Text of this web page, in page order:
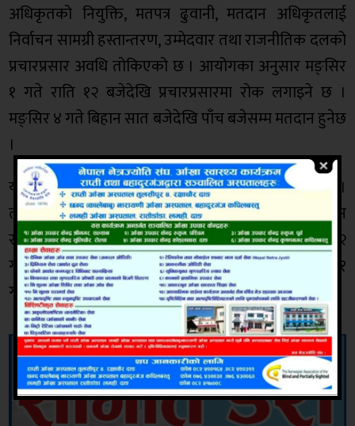
अधिकृतको नियुक्ति, मतपत्र ढुवानी, मतदान अधिकृतलाई
निर्वाचन सामग्री हस्तान्तरण, उम्मेदवार तथा राजनीतिक दलको
प्रचारप्रसार अवधि तोकिएको छ । आयोगका अनुसार मङ्सिर
१ गते राति १२ बजेदेखि प्रचारप्रसारमा रोक लगाइने छ ।
मङ्सिर ४ गते बिहान सात बजेदेखि पाँच बजेसम्म मतदान हुनेछ
।
यो अवधिमा ७६ वटा कार्यक्रम हुने आयोगले जनाएको छ ।
त्यसमध्ये केही कार्यक्रम आवश्यकता अनुसार परिवर्तन हुन
सक्नेछन् । निर्वाचनका लागि दल दर्ता भने यसअघि २२
गतेदेखि नै सुरु भएको छ । दल दर्ताको मिति यही साउन ३१
गतेसम्मका लागि तोकिएको छ ।